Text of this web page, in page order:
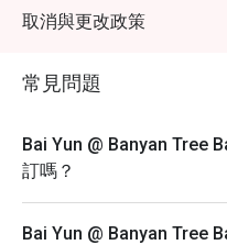
與單點菜單、飲品和餐
童政策：4-11歲兒童
節日和公共假期的價格
穿著、拖鞋、沙灘拖鞋
許進入）
取消與更改政策
常見問題
Bai Yun @ Banyan Tree
訂嗎？
Bai Yun @ Banyan Tree